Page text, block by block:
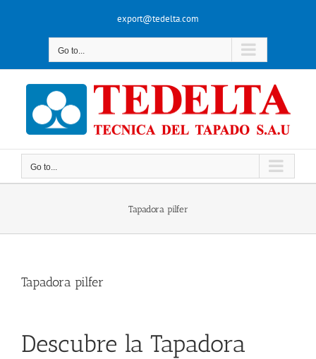
export@tedelta.com
Go to...
Go to...
Tapadora pilfer
Tapadora pilfer
Descubre la Tapadora